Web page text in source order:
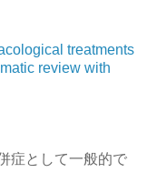
treatments
review with
症として一般的で